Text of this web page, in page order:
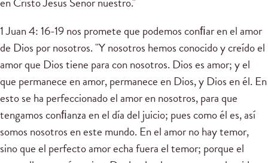
1 Juan 4: 16-19 nos promete que podemos conﬁar en el amor
de Dios por nosotros. "Y nosotros hemos conocido y creído el
amor que Dios tiene para con nosotros. Dios es amor; y el
que permanece en amor, permanece en Dios, y Dios en él. En
esto se ha perfeccionado el amor en nosotros, para que
tengamos conﬁanza en el día del juicio; pues como él es, así
somos nosotros en este mundo. En el amor no hay temor,
sino que el perfecto amor echa fuera el temor; porque el